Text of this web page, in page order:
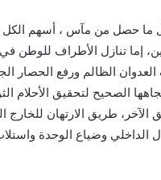
ما حصل من مآس ، أسهم الكل
إما تنازل الأطراف للوطن
العدوان الظالم ورفع الحصار
الصحيح لتحقيق الأحلام
الآخر، طريق الارتهان
الداخلي وضياع الوحدة